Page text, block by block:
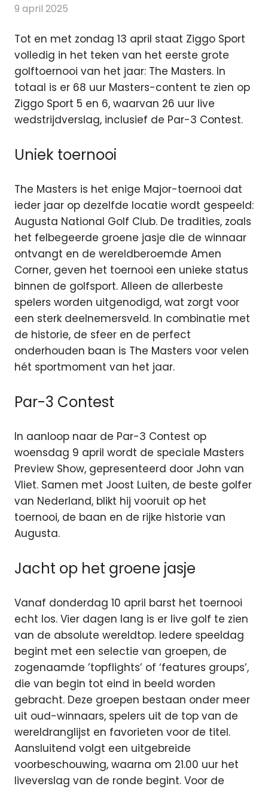
9 april 2025
Tot en met zondag 13 april staat Ziggo Sport
volledig in het teken van het eerste grote
golftoernooi van het jaar: The Masters. In
totaal is er 68 uur Masters-content te zien op
Ziggo Sport 5 en 6, waarvan 26 uur live
wedstrijdverslag, inclusief de Par-3 Contest.
Uniek toernooi
The Masters is het enige Major-toernooi dat
ieder jaar op dezelfde locatie wordt gespeeld:
Augusta National Golf Club. De tradities, zoals
het felbegeerde groene jasje die de winnaar
ontvangt en de wereldberoemde Amen
Corner, geven het toernooi een unieke status
binnen de golfsport. Alleen de allerbeste
spelers worden uitgenodigd, wat zorgt voor
een sterk deelnemersveld. In combinatie met
de historie, de sfeer en de perfect
onderhouden baan is The Masters voor velen
hét sportmoment van het jaar.
Par-3 Contest
In aanloop naar de Par-3 Contest op
woensdag 9 april wordt de speciale Masters
Preview Show, gepresenteerd door John van
Vliet. Samen met Joost Luiten, de beste golfer
van Nederland, blikt hij vooruit op het
toernooi, de baan en de rijke historie van
Augusta.
Jacht op het groene jasje
Vanaf donderdag 10 april barst het toernooi
echt los. Vier dagen lang is er live golf te zien
van de absolute wereldtop. Iedere speeldag
begint met een selectie van groepen, de
zogenaamde ’topflights’ of ‘features groups’,
die van begin tot eind in beeld worden
gebracht. Deze groepen bestaan onder meer
uit oud-winnaars, spelers uit de top van de
wereldranglijst en favorieten voor de titel.
Aansluitend volgt een uitgebreide
voorbeschouwing, waarna om 21.00 uur het
liveverslag van de ronde begint. Voor de